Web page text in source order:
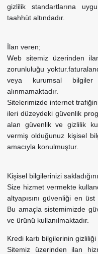
gizlilik standartlarına
taahhüt altındadır.
İlan veren;
Web sitemiz üzerinden
zorunluluğu
veya kurumsal
alınmamaktadır.
Sitelerimizde internet
ileri düzeydeki güvenlik
alan güvenlik ve gizlilik
vermiş olduğunuz kişisel
amacıyla konulmuştur.
Kişisel bilgilerinizi
Size hizmet vermekte
altyapısını güvenliği en üst
Bu amaçla sistemimizde
ve ürünü kullanılmaktadır.
Kredi kartı bilgilerinin gizliliği
Sitemiz üzerinden ilan